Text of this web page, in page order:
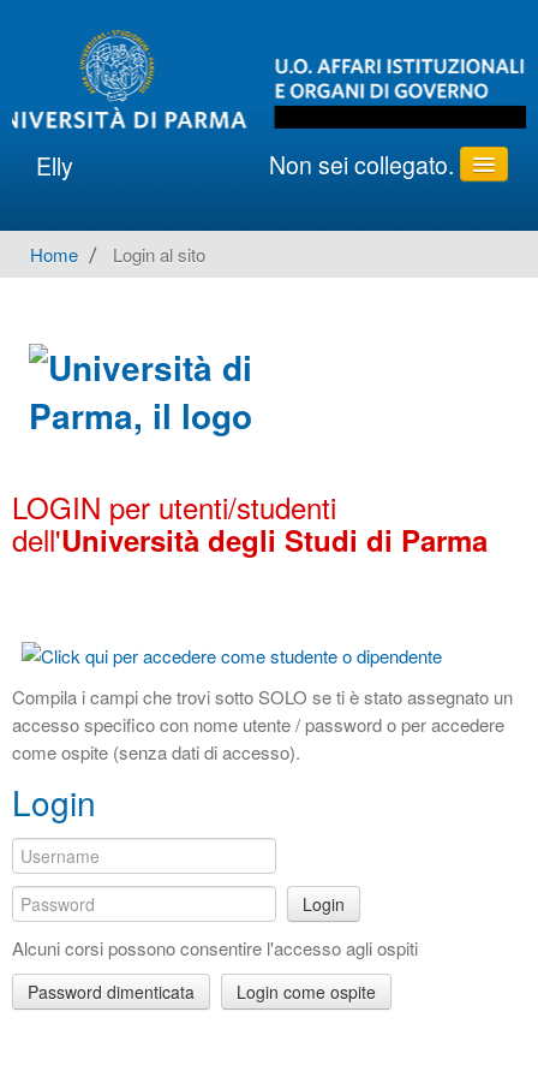
Elly
Non sei collegato.
ATENEO e ORGANI
Italiano ‎(it)‎
Home → Login al sito
LOGIN per utenti/studenti
dell'Università degli Studi di Parma
Compila i campi che trovi sotto SOLO se ti è stato assegnato un
accesso specifico con nome utente / password o per accedere
come ospite (senza dati di accesso).
Login
Login
Alcuni corsi possono consentire l'accesso agli ospiti
Password dimenticata